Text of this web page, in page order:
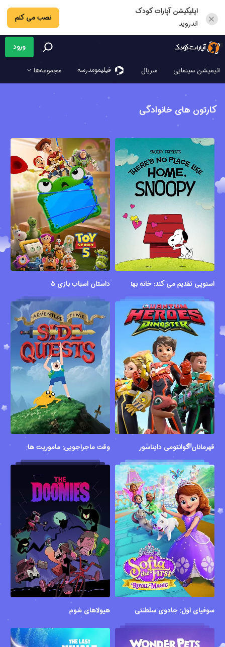
اپلیکیشن آپارات کودک
اندروید
نصب می کنم
انیمیشن سینمایی سریال فیلیمو‌مدرسه مجموعه‌ها
ورود
کارتون های خانوادگی
اسنوپی تقدیم می کند: خانه بهترین جاستداستان اسباب بازی ۵
قهرمانان کوانتومی دایناسور وقت ماجراجویی: ماموریت های جانبی
سوفیای اول: جادوی سلطنتی هیولاهای شوم